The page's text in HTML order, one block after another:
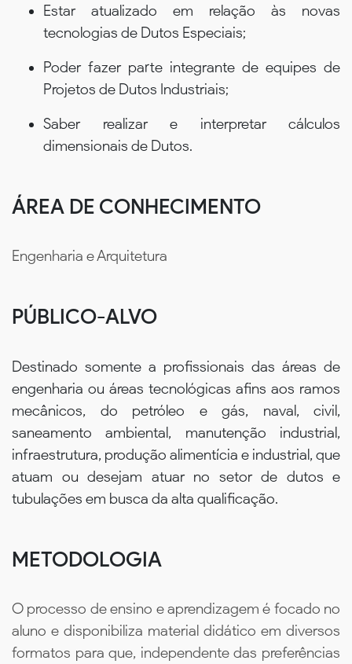
Estar atualizado em relação às novas
tecnologias de Dutos Especiais;
Poder fazer parte integrante de equipes de
Projetos de Dutos Industriais;
Saber realizar e interpretar cálculos
dimensionais de Dutos.
ÁREA DE CONHECIMENTO
Engenharia e Arquitetura
PÚBLICO-ALVO
Destinado somente a profissionais das áreas de
engenharia ou áreas tecnológicas afins aos ramos
mecânicos, do petróleo e gás, naval, civil,
saneamento ambiental, manutenção industrial,
infraestrutura, produção alimentícia e industrial, que
atuam ou desejam atuar no setor de dutos e
tubulações em busca da alta qualificação.
METODOLOGIA
O processo de ensino e aprendizagem é focado no
aluno e disponibiliza material didático em diversos
formatos para que, independente das preferências